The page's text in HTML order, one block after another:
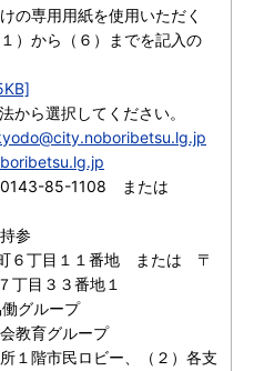
の専用用紙を使用いただく
）から（６）までを記入の
から選択してください。
0143-85-1108 または
参
６丁目１１番地 または 〒
目３３番地１
市民協働グループ
教育グループ
１階市民ロビー、（２）各支